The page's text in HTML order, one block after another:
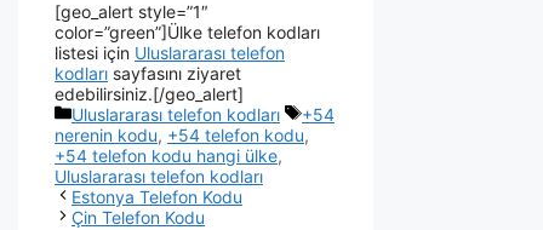
[geo_alert style=”1″
color=”green”]Ülke telefon kodları
listesi için Uluslararası telefon
kodları sayfasını ziyaret
edebilirsiniz.[/geo_alert]
Uluslararası telefon kodları
+54
nerenin kodu, +54 telefon kodu,
+54 telefon kodu hangi ülke,
Uluslararası telefon kodları
Estonya Telefon Kodu
Çin Telefon Kodu